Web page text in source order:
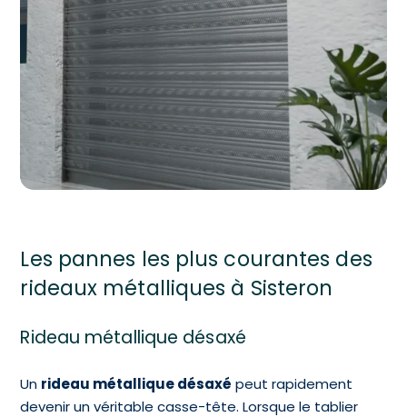
Les pannes les plus courantes des
rideaux métalliques à Sisteron
Rideau métallique désaxé
Un rideau métallique désaxé peut rapidement
devenir un véritable casse-tête. Lorsque le tablier